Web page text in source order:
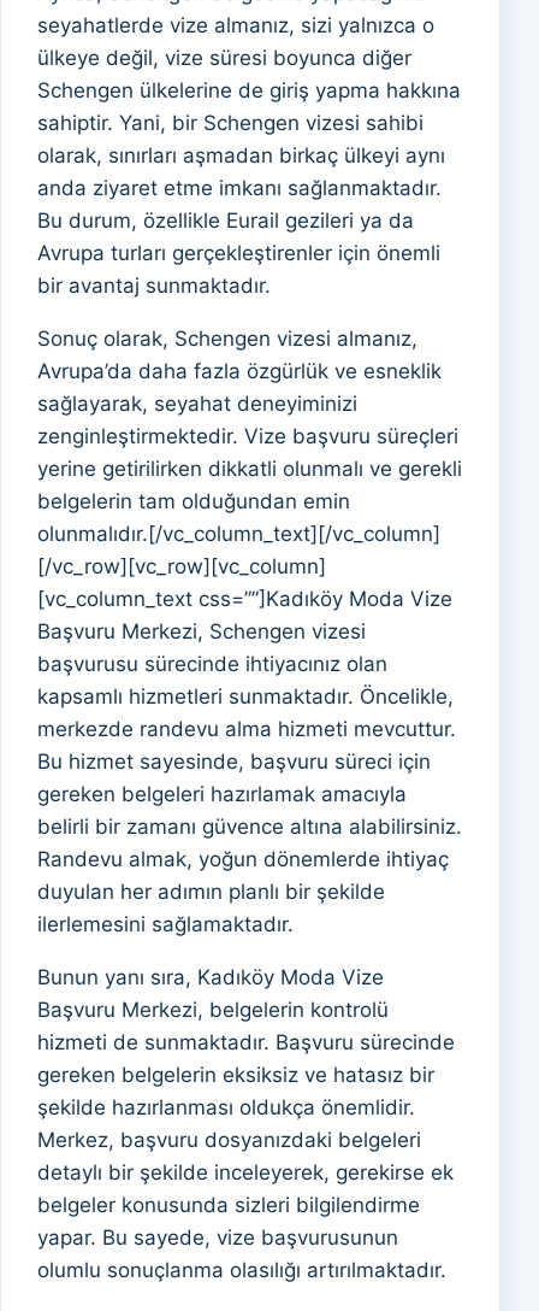
seyahatlerde vize almanız, sizi yalnızca o
ülkeye değil, vize süresi boyunca diğer
Schengen ülkelerine de giriş yapma hakkına
sahiptir. Yani, bir Schengen vizesi sahibi
olarak, sınırları aşmadan birkaç ülkeyi aynı
anda ziyaret etme imkanı sağlanmaktadır.
Bu durum, özellikle Eurail gezileri ya da
Avrupa turları gerçekleştirenler için önemli
bir avantaj sunmaktadır.
Sonuç olarak, Schengen vizesi almanız,
Avrupa’da daha fazla özgürlük ve esneklik
sağlayarak, seyahat deneyiminizi
zenginleştirmektedir. Vize başvuru süreçleri
yerine getirilirken dikkatli olunmalı ve gerekli
belgelerin tam olduğundan emin
olunmalıdır.[/vc_column_text][/vc_column]
[/vc_row][vc_row][vc_column]
[vc_column_text css=””]Kadıköy Moda Vize
Başvuru Merkezi, Schengen vizesi
başvurusu sürecinde ihtiyacınız olan
kapsamlı hizmetleri sunmaktadır. Öncelikle,
merkezde randevu alma hizmeti mevcuttur.
Bu hizmet sayesinde, başvuru süreci için
gereken belgeleri hazırlamak amacıyla
belirli bir zamanı güvence altına alabilirsiniz.
Randevu almak, yoğun dönemlerde ihtiyaç
duyulan her adımın planlı bir şekilde
ilerlemesini sağlamaktadır.
Bunun yanı sıra, Kadıköy Moda Vize
Başvuru Merkezi, belgelerin kontrolü
hizmeti de sunmaktadır. Başvuru sürecinde
gereken belgelerin eksiksiz ve hatasız bir
şekilde hazırlanması oldukça önemlidir.
Merkez, başvuru dosyanızdaki belgeleri
detaylı bir şekilde inceleyerek, gerekirse ek
belgeler konusunda sizleri bilgilendirme
yapar. Bu sayede, vize başvurusunun
olumlu sonuçlanma olasılığı artırılmaktadır.